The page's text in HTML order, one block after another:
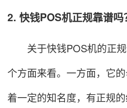
2. 快钱POS机正规靠谱吗
关于快钱POS机的正规
个方面来看。一方面，它
着一定的知名度，有正规